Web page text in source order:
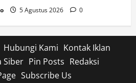
5 Agustus 2026 0
Hubungi Kami Kontak Iklan
Siber Pin Posts Redaksi
Subscribe Us